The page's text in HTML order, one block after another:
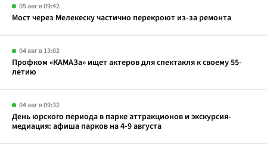
05 авг в 09:42
Мост через Мелекеску частично перекроют из-за ремонта
04 авг в 13:02
Профком «КАМАЗа» ищет актеров для спектакля к своему 55-
летию
04 авг в 09:32
День юрского периода в парке аттракционов и экскурсия-
медиация: афиша парков на 4-9 августа